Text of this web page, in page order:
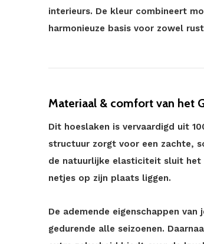
interieurs. De kleur combineert
harmonieuze basis voor zowel
Materiaal & comfort van het
Dit hoeslaken is vervaardigd uit
structuur zorgt voor een zachte,
de natuurlijke elasticiteit sluit het
netjes op zijn plaats liggen.
De ademende eigenschappen
gedurende alle seizoenen.